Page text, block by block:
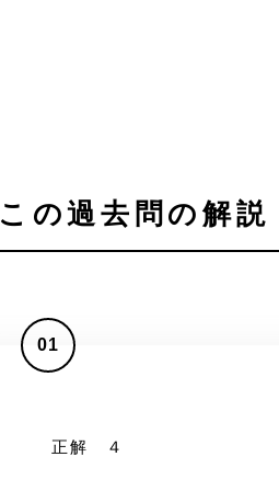
この過去問の解
01
正解 ４